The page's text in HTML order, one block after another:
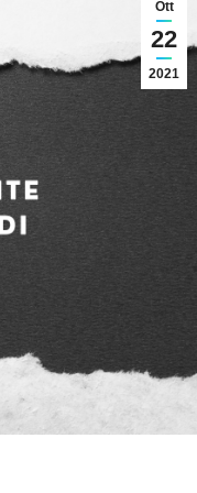
Ott
22
2021